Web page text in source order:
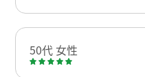
50代 女性